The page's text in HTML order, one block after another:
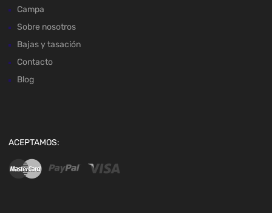
Campa
Sobre nosotros
Bajas y tasación
Contacto
Blog
ACEPTAMOS: